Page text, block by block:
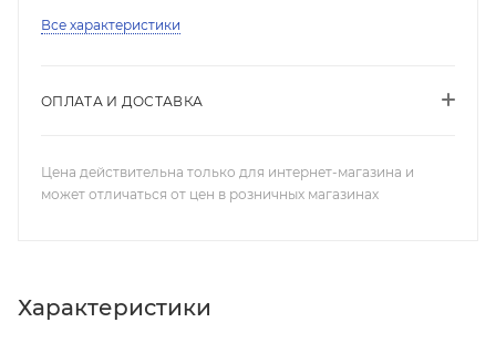
Все характеристики
ОПЛАТА И ДОСТАВКА
Цена действительна только для интернет-магазина и
может отличаться от цен в розничных магазинах
Характеристики